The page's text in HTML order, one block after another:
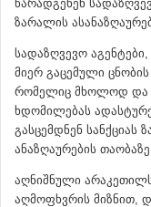
წარადგენენ
ზარალის
სადაზღვევო აგენტები,
მიერ გაცემული
რომელიც მხოლოდ და
ხდომილებას
გასცემდნენ სანქციას
ანაზღაურების
აღნიშნული
აღმოფხვრის მიზნით,